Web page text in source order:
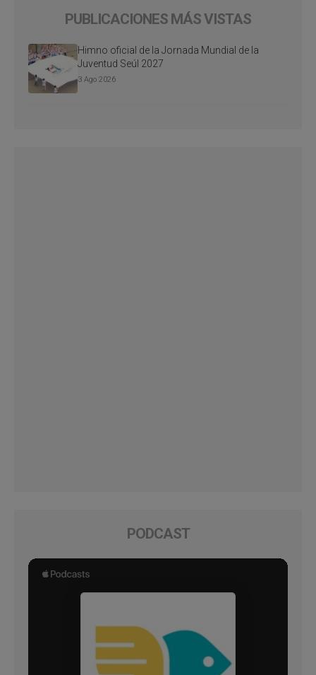
PUBLICACIONES MÁS VISTAS
Himno oficial de la Jornada Mundial de la
Juventud Seúl 2027
3 Ago 2026
PODCAST